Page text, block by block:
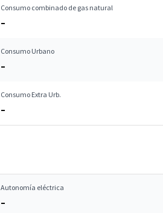
Consumo combinado de gas natural
–
Consumo Urbano
–
Consumo Extra Urb.
–
Autonomía eléctrica
–